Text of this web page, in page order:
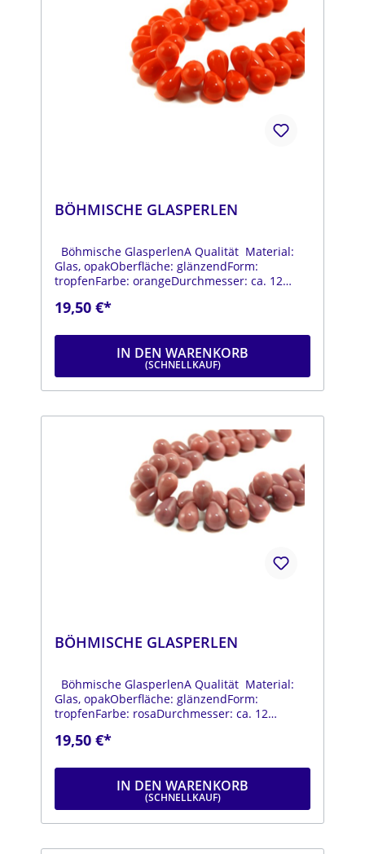
BÖHMISCHE GLASPERLEN
Böhmische GlasperlenA Qualität Material:
Glas, opakOberfläche: glänzendForm:
tropfenFarbe: orangeDurchmesser: ca. 12
19,50 €*
IN DEN WARENKORB
BÖHMISCHE GLASPERLEN
Böhmische GlasperlenA Qualität Material:
Glas, opakOberfläche: glänzendForm:
tropfenFarbe: rosaDurchmesser: ca. 12
19,50 €*
IN DEN WARENKORB